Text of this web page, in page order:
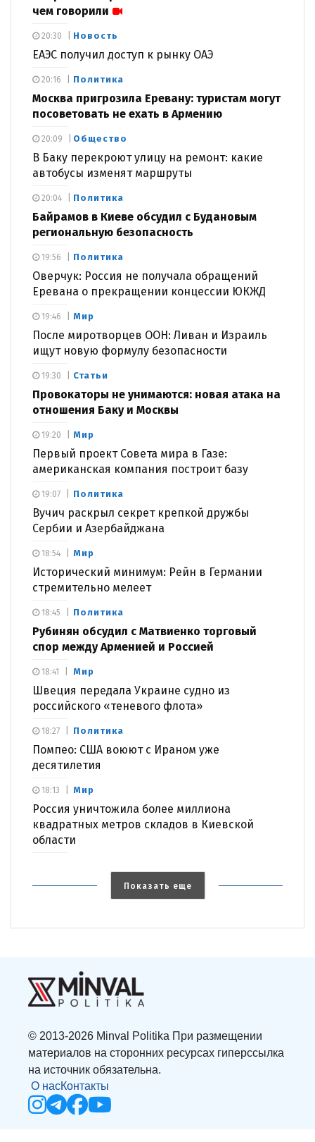
чем говорили
Новость
ЕАЭС получил доступ к рынку ОАЭ
20:30
Политика
Москва пригрозила Еревану: туристам могут
посоветовать не ехать в Армению
20:16
Общество
В Баку перекроют улицу на ремонт: какие
автобусы изменят маршруты
20:09
Политика
Байрамов в Киеве обсудил с Будановым
региональную безопасность
20:04
Политика
Оверчук: Россия не получала обращений
Еревана о прекращении концессии ЮКЖД
19:56
Мир
После миротворцев ООН: Ливан и Израиль
ищут новую формулу безопасности
19:46
Статьи
Провокаторы не унимаются: новая атака на
отношения Баку и Москвы
19:30
Мир
Первый проект Совета мира в Газе:
американская компания построит базу
19:20
Политика
Вучич раскрыл секрет крепкой дружбы
Сербии и Азербайджана
19:07
Мир
Исторический минимум: Рейн в Германии
стремительно мелеет
18:54
Политика
Рубинян обсудил с Матвиенко торговый
спор между Арменией и Россией
18:45
Мир
Швеция передала Украине судно из
российского «теневого флота»
18:41
Политика
Помпео: США воюют с Ираном уже
десятилетия
18:27
Мир
Россия уничтожила более миллиона
квадратных метров складов в Киевской
области
18:13
Показать еще
© 2013-2026 Minval Politika При размещении
материалов на сторонних ресурсах гиперссылка
на источник обязательна.
О насКонтакты